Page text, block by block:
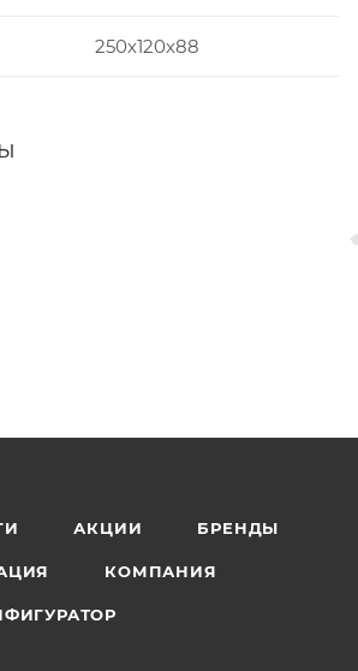
250х120х88
АКЦИИ БРЕНДЫ
КОМПАНИЯ